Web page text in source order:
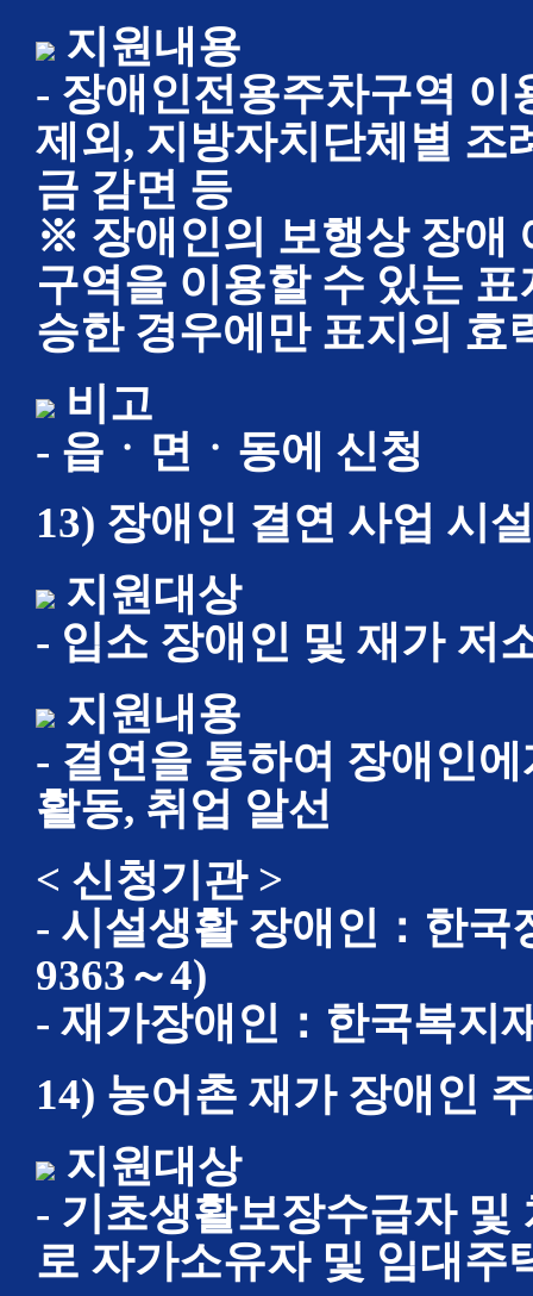
지원내용
- 장애인전용주차구역 이
제외, 지방자치단체별 조
금 감면 등
※ 장애인의 보행상 장애
구역을 이용할 수 있는
승한 경우에만 표지의 효
비고
- 읍ㆍ면ㆍ동에 신청
13) 장애인 결연 사업 시설
지원대상
- 입소 장애인 및 재가 저
지원내용
- 결연을 통하여 장애인
활동, 취업 알선
< 신청기관 >
- 시설생활 장애인：한국
9363～4)
- 재가장애인：한국복지
14) 농어촌 재가 장애인
지원대상
- 기초생활보장수급자
로 자가소유자 및 임대주